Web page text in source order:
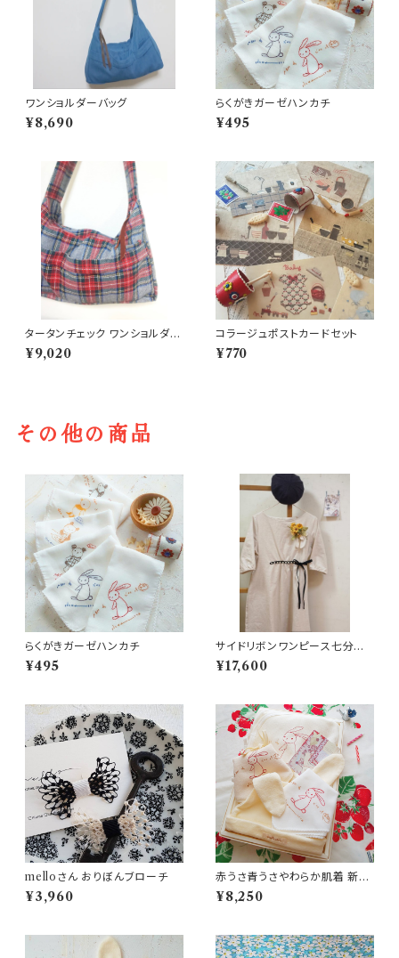
ワンショルダーバッグ
¥8,690
らくがきガーゼハンカチ
¥495
タータンチェック ワンショルダー
バッグ
¥9,020
コラージュポストカードセット
¥770
その他の商品
らくがきガーゼハンカチ
¥495
サイドリボンワンピース七分袖
／ロング丈
¥17,600
melloさん おりぼんブローチ
¥3,960
赤うさ青うさやわらか肌着 新生
児ギフトセット
¥8,250